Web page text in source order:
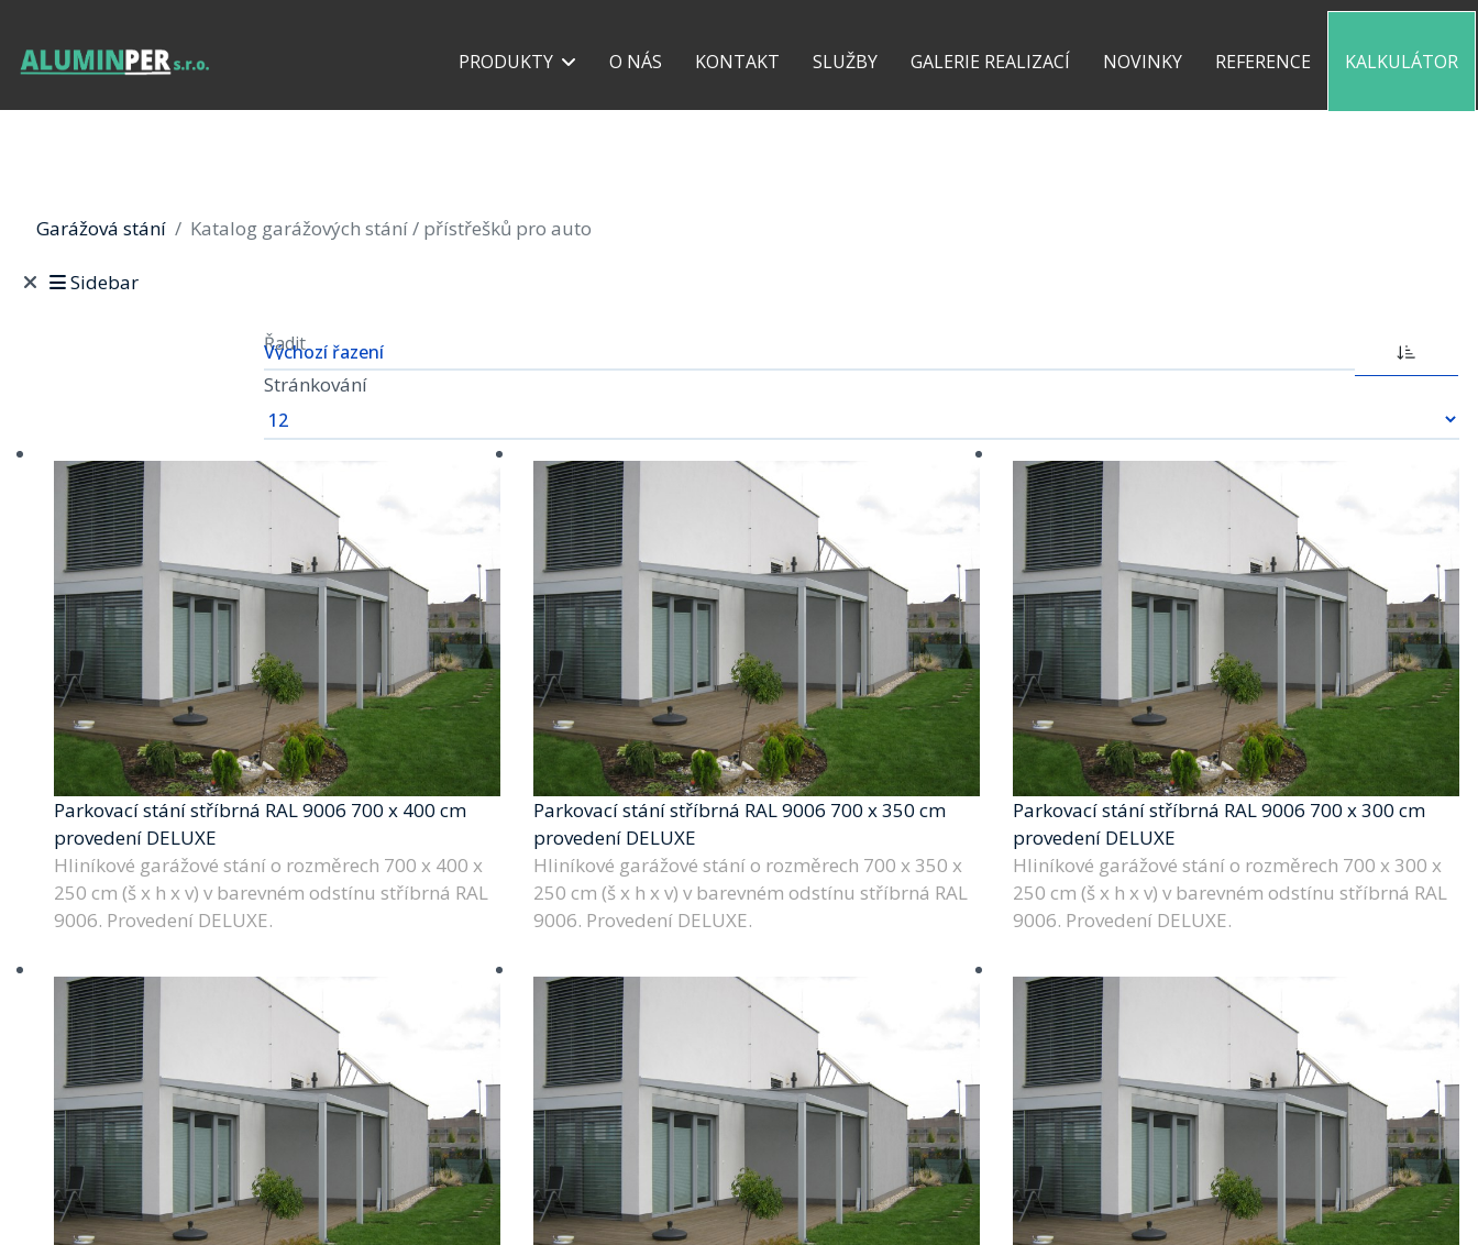
PRODUKTY O NÁS KONTAKT SLUŽBY GALERIE REALIZACÍ NOVINKY REFERENCE KALKULÁTOR
Garážová stání Katalog garážových stání / přístřešků pro auto
Sidebar
Řadit
Stránkování
Parkovací stání stříbrná RAL 9006 700 x 400 cm
provedení DELUXE
Hliníkové garážové stání o rozměrech 700 x 400 x
250 cm (š x h x v) v barevném odstínu stříbrná RAL
9006. Provedení DELUXE.
Parkovací stání stříbrná RAL 9006 700 x 350 cm
provedení DELUXE
Hliníkové garážové stání o rozměrech 700 x 350 x
250 cm (š x h x v) v barevném odstínu stříbrná RAL
9006. Provedení DELUXE.
Parkovací stání stříbrná RAL 9006 700 x 300 cm
provedení DELUXE
Hliníkové garážové stání o rozměrech 700 x 300 x
250 cm (š x h x v) v barevném odstínu stříbrná RAL
9006. Provedení DELUXE.